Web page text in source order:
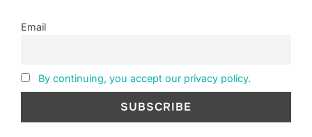
Email
By continuing, you accept our privacy policy.